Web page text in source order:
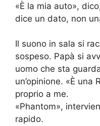
«È la mia auto»,
dice un dato, non
Il suono in sala si
sospeso. Papà si
uomo che sta
un’opinione. «È una
proprio a me.
«Phantom»,
rapido.